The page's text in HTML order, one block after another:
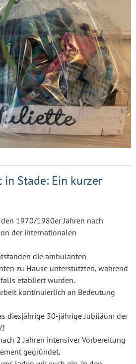
Stade: Ein kurzer
1970/1980er Jahren nach
der internationalen
die ambulanten
zu Hause unterstützten, während
etabliert wurden.
kontinuierlich an Bedeutung
diesjährige 30-jährige Jubiläum der
2 Jahren intensiver Vorbereitung
gegründet.